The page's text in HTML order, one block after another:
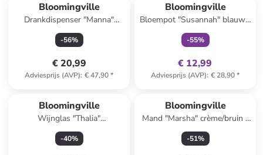
Bloomingville
Drankdispenser "Manna"
kleurloos/lichtbruin - (H)30 x
Ø 19,5 cm
-56%
€ 20,99
Adviesprijs (AVP): € 47,90*
Bloomingville
Bloempot "Susannah" blauw -
(H)10 x Ø 12 cm
-55%
€ 12,99
Adviesprijs (AVP): € 28,90*
Bloomingville
Wijnglas "Thalia"
transparant/meerkleurig - 250
ml
-40%
Bloomingville
Mand "Marsha" crème/bruin -
(B)21 x (H)18 x (D)12 cm
-51%